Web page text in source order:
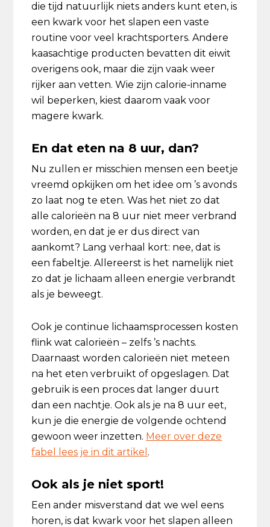
die tijd natuurlijk niets anders kunt eten, is
een kwark voor het slapen een vaste
routine voor veel krachtsporters. Andere
kaasachtige producten bevatten dit eiwit
overigens ook, maar die zijn vaak weer
rijker aan vetten. Wie zijn calorie-inname
wil beperken, kiest daarom vaak voor
magere kwark.
En dat eten na 8 uur, dan?
Nu zullen er misschien mensen een beetje
vreemd opkijken om het idee om ’s avonds
zo laat nog te eten. Was het niet zo dat
alle calorieën na 8 uur niet meer verbrand
worden, en dat je er dus direct van
aankomt? Lang verhaal kort: nee, dat is
een fabeltje. Allereerst is het namelijk niet
zo dat je lichaam alleen energie verbrandt
als je beweegt.
Ook je continue lichaamsprocessen kosten
flink wat calorieën – zelfs ’s nachts.
Daarnaast worden calorieën niet meteen
na het eten verbruikt of opgeslagen. Dat
gebruik is een proces dat langer duurt
dan een nachtje. Ook als je na 8 uur eet,
kun je die energie de volgende ochtend
gewoon weer inzetten. Meer over deze
fabel lees je in dit artikel .
Ook als je niet sport!
Een ander misverstand dat we wel eens
horen, is dat kwark voor het slapen alleen